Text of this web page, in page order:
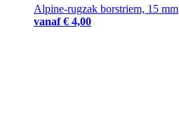
Alpine-rugzak borstriem, 15 mm
vanaf € 4,00